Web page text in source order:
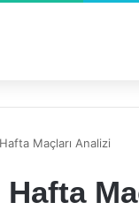
Maçları Analizi